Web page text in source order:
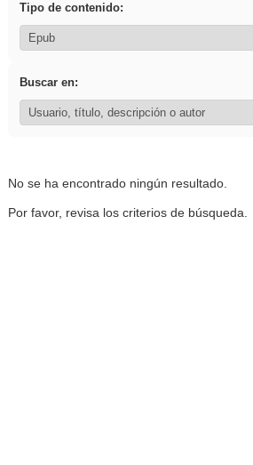
Tipo de contenido:
Buscar en:
No se ha encontrado ningún resultado.
Por favor, revisa los criterios de búsqueda.